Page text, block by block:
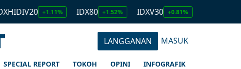
+1.11% IDX80 +1.52% IDXV30 +0.81% IDXQ30
LANGGANAN MASUK
SPECIAL REPORT TOKOH OPINI INFOGRAFIK